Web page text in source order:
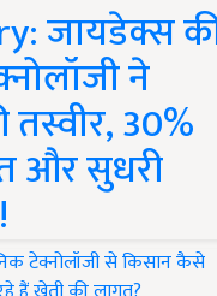
जायडेक्स
ने
30%
और सुधरी